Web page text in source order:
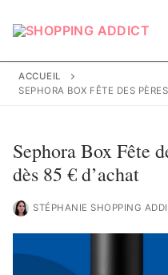
au
ACCUEIL
SEPHORA BOX FÊTE DES
Sephora Box Fête
dès 85 € d’achat
STÉPHANIE SHOPPING